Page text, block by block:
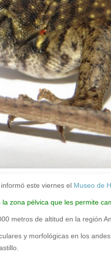
informó este viernes el Museo de
zona pélvica que les permite
metros de altitud en la región
y morfológicas en los